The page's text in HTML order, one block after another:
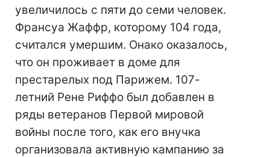
увеличилось с пяти до семи человек.
Франсуа Жаффр, которому 104 года,
считался умершим. Онако оказалось,
что он проживает в доме для
престарелых под Парижем. 107-
летний Рене Риффо был добавлен в
ряды ветеранов Первой мировой
войны после того, как его внучка
организовала активную кампанию за